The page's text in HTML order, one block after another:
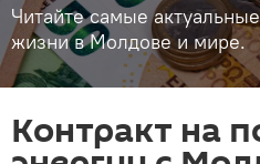
Читайте самые
жизни в Молдове и мире.
Контракт на